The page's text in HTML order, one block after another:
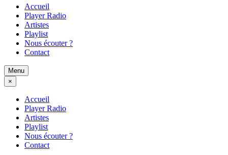
Accueil
Player Radio
Artistes
Playlist
Nous écouter ?
Contact
Menu
×
Accueil
Player Radio
Artistes
Playlist
Nous écouter ?
Contact